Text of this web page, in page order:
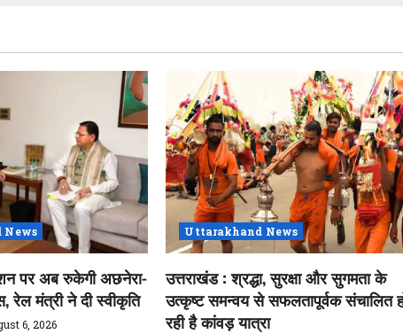
News
पर अब रुकेगी अछनेरा-
मंत्री ने दी स्वीकृति
6, 2026
Uttarakhand News
उत्तराखंड : श्रद्धा, सुरक्षा और सुगमता के
उत्कृष्ट समन्वय से सफलतापूर्वक संचालित
रही है कांवड़ यात्रा